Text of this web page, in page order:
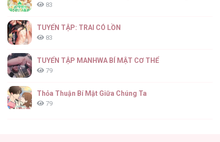
83
TUYỂN TẬP: TRAI CÓ LỒN
83
TUYỂN TẬP MANHWA BÍ MẬT CƠ THỂ
79
Thỏa Thuận Bí Mật Giữa Chúng Ta
79